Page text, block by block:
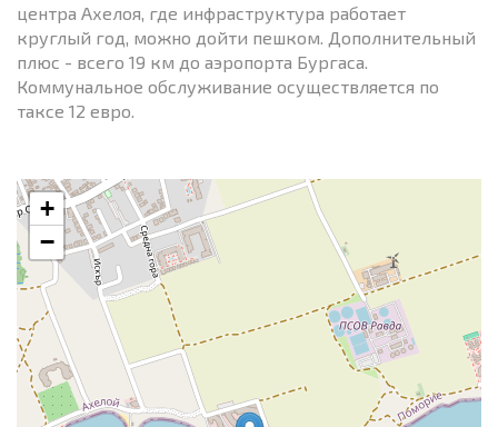
центра Ахелоя, где инфраструктура работает
круглый год, можно дойти пешком. Дополнительный
плюс - всего 19 км до аэропорта Бургаса.
Коммунальное обслуживание осуществляется по
таксе 12 евро.
+
−